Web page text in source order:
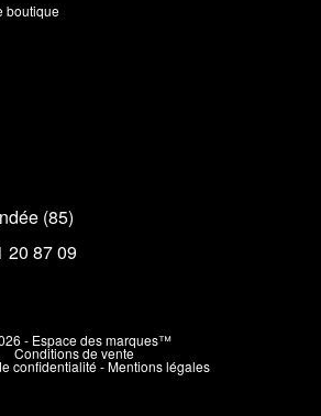
boutique
(85)
20 87 09
- Espace des marques™
Conditions de vente
confidentialité-Mentions légales